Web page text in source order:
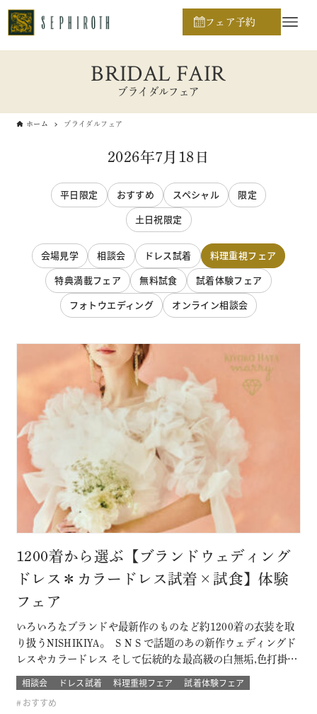
フェア予約
BRIDAL FAIR
ブライダルフェア
ホーム ブライダルフェア
2026年7月18日
平日限定 おすすめ スペシャル
限定
土日祝限定
会場見学 相談会 ドレス試着
料理重視フェア
特典満載フェア
無料試食
試着体験フェア
フォトウエディング
オンライン相談会
1200着から選ぶ【ブランドウェディング
ドレス＊カラードレス試着×試食】体験
フェア
いろいろなブランドや最新作のものなど約1200着の衣装を取
り扱うNISHIKIYA。 ＳＮＳで話題のあの新作ウェディングド
レスやカラードレス そして伝統的な最高級の白無垢,色打掛,本
振袖からブライズメイドの衣裳まで 衣裳のラインナップは品
質や数どちらとも県内でもトップレベル プロのドレスコーデ
ィネーターと打ち合わせをして結婚式当日の「運命の一着」
相談会 ドレス試着 料理重視フェア
試着体験フェア
おすすめ